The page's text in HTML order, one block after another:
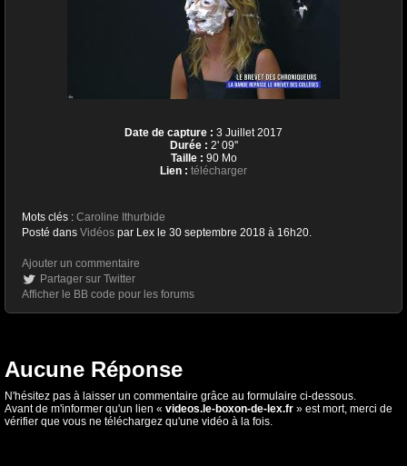
Date de capture : 3 Juillet 2017
Durée : 2' 09''
Taille : 90 Mo
Lien : télécharger
Mots clés : Caroline Ithurbide
Posté dans Vidéos par Lex le 30 septembre 2018 à 16h20.
Ajouter un commentaire
Partager sur Twitter
Afficher le BB code pour les forums
Aucune Réponse
N'hésitez pas à laisser un commentaire grâce au formulaire ci-dessous.
Avant de m'informer qu'un lien « videos.le-boxon-de-lex.fr » est mort, merci de
vérifier que vous ne téléchargez qu'une vidéo à la fois.